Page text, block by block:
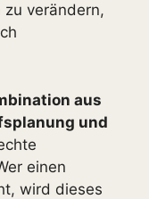
verändern,
aus
und
einen
wird dieses